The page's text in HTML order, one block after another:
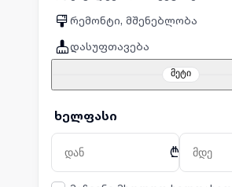
რემონტი, მშენებლობა
დასუფთავება
მეტი
ხელფასი
₾